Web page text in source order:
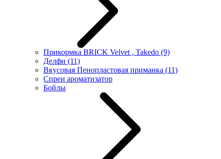
Прикормка BRICK Velvet , Takedo (9)
Делфи (11)
Вкусовая Пенопластовая приманка (11)
Спреи ароматизатор
Бойлы